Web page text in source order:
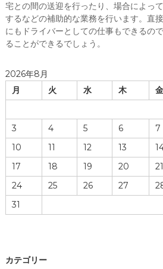
宅との間の送迎を行ったり、場合によっ
するなどの補助的な業務を行います。直
にもドライバーとしての仕事もできるの
ることができるでしょう。
2026年8月
月
火 水 木 金
3
4 5 6 7
10
11 12 13
17
18 19 20 21
24
25 26 27
31
カテゴリー